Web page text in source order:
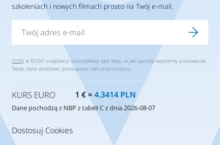
Dostosuj Cookies
szkoleniach i nowych filmach prosto na Twój e-mail.
TUTAJ w RODO znajdziesz szczegółowy opis tego, w jaki sposób będziemy przetwarzać
Twoje dane osobowe, przekazane nam w formularzu.
KURS EURO 1 € =4.3414 PLN
Dane pochodzą z NBP z tabeli C z dnia 2026-08-07